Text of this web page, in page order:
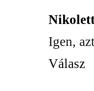
Igen,
Válasz